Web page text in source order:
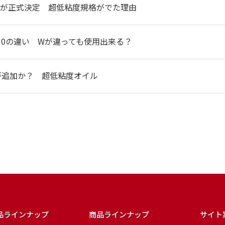
正式決定 超低粘度規格がでた理由
の違い Wが違っても使用出来る？
追加か？ 超低粘度オイル
ラインナップ 商品ラインナップ サイト